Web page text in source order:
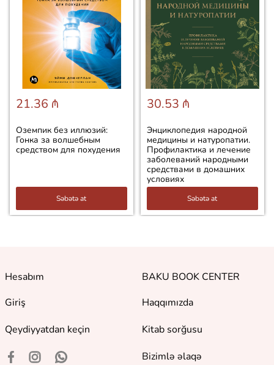
21.36 ₼
Оземпик без иллюзий:
Гонка за волшебным
средством для похудения
Səbətə at
30.53 ₼
Энциклопедия народной
медицины и натуропатии.
Профилактика и лечение
заболеваний народными
средствами в домашних
условиях
Səbətə at
Hesabım
Giriş
Qeydiyyatdan keçin
BAKU BOOK CENTER
Haqqımızda
Kitab sorğusu
Bizimlə əlaqə